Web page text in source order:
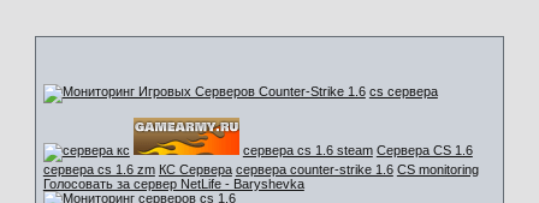
cs сервера
сервера cs 1.6 steam Сервера CS 1.6
сервера cs 1.6 zm КС Сервера сервера counter-strike 1.6 CS monitoring
Голосовать за сервер NetLife - Baryshevka